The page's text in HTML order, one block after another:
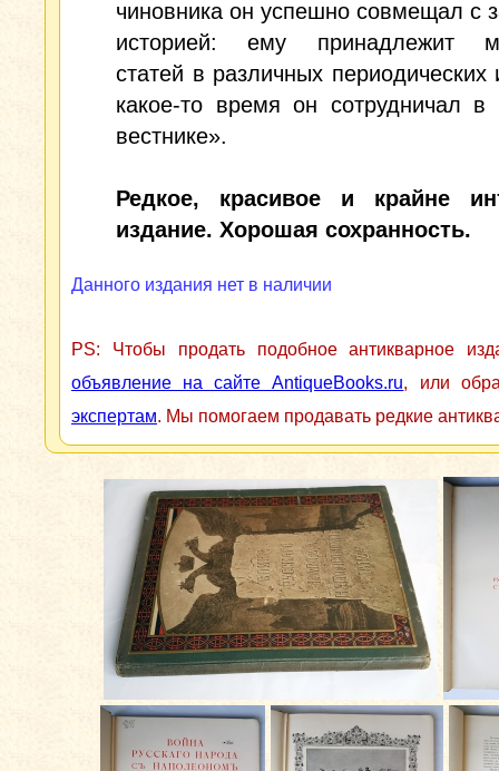
чиновника он успешно совмещал с
историей: ему принадлежит
статей в различных периодических
какое-то время он сотрудничал в
вестнике».
Редкое, красивое и крайне
издание. Хорошая сохранность.
Данного издания нет в наличии
PS: Чтобы продать подобное антикварное
объявление на сайте AntiqueBooks.ru, или
экспертам. Мы помогаем продавать редкие